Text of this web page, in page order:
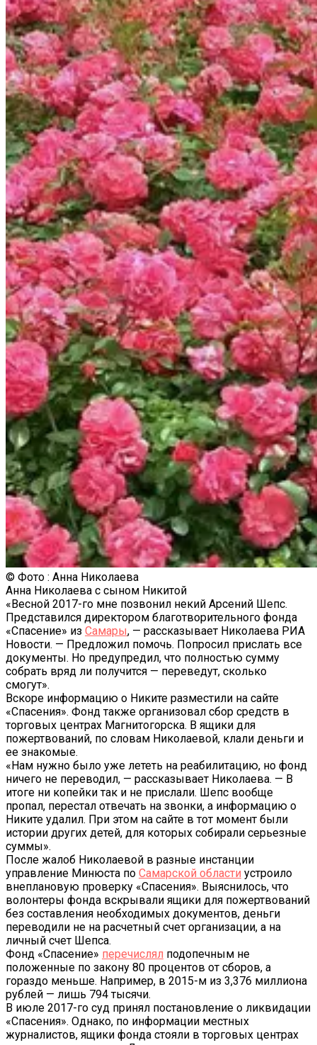
© Фото : Анна Николаева
Анна Николаева с сыном Никитой
«Весной 2017-го мне позвонил некий Арсений Шепс.
Представился директором благотворительного фонда
«Спасение» из Самары, — рассказывает Николаева РИА
Новости. — Предложил помочь. Попросил прислать все
документы. Но предупредил, что полностью сумму
собрать вряд ли получится — переведут, сколько
смогут».
Вскоре информацию о Никите разместили на сайте
«Спасения». Фонд также организовал сбор средств в
торговых центрах Магнитогорска. В ящики для
пожертвований, по словам Николаевой, клали деньги и
ее знакомые.
«Нам нужно было уже лететь на реабилитацию, но фонд
ничего не переводил, — рассказывает Николаева. — В
итоге ни копейки так и не прислали. Шепс вообще
пропал, перестал отвечать на звонки, а информацию о
Никите удалил. При этом на сайте в тот момент были
истории других детей, для которых собирали серьезные
суммы».
После жалоб Николаевой в разные инстанции
управление Минюста по Самарской области устроило
внеплановую проверку «Спасения». Выяснилось, что
волонтеры фонда вскрывали ящики для пожертвований
без составления необходимых документов, деньги
переводили не на расчетный счет организации, а на
личный счет Шепса.
Фонд «Спасение» перечислял подопечным не
положенные по закону 80 процентов от сборов, а
гораздо меньше. Например, в 2015-м из 3,376 миллиона
рублей — лишь 794 тысячи.
В июле 2017-го суд принял постановление о ликвидации
«Спасения». Однако, по информации местных
журналистов, ящики фонда стояли в торговых центрах